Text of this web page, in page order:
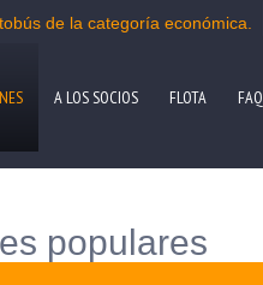
de la categoría económica.
A LOS SOCIOS FLOTA FAQ
populares